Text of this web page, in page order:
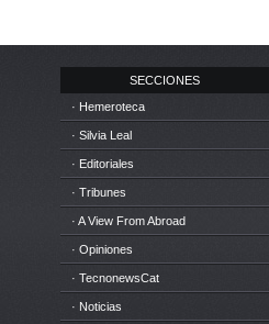
SECCIONES
· Hemeroteca
· Silvia Leal
· Editoriales
· Tribunes
· A View From Abroad
· Opiniones
· TecnonewsCat
· Noticias